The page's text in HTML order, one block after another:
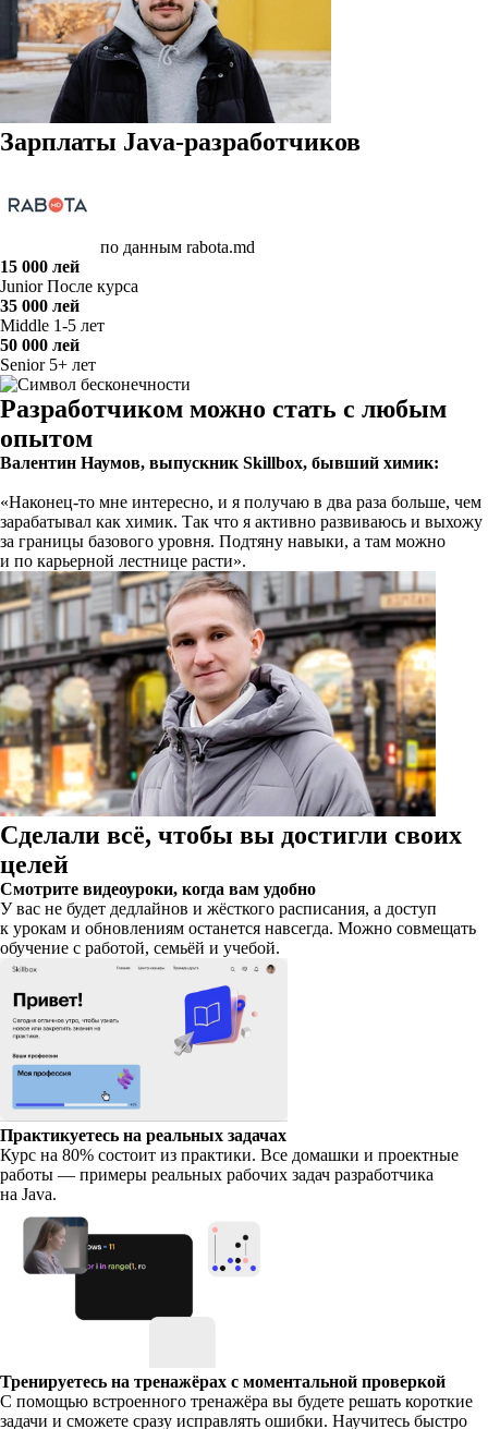
Зарплаты Java-разработчиков
по данным rabota.md
15 000 лей
JuniorПосле курса
35 000 лей
Middle 1-5 лет
50 000 лей
Senior 5+ лет
Разработчиком можно стать с любым
опытом
Валентин Наумов, выпускник Skillbox, бывший химик:
«Наконец-то мне интересно, и я получаю в два раза больше, чем
зарабатывал как химик. Так что я активно развиваюсь и выхожу
за границы базового уровня. Подтяну навыки, а там можно
и по карьерной лестнице расти».
Сделали всё, чтобы вы достигли своих
целей
Смотрите видеоуроки, когда вам удобно
У вас не будет дедлайнов и жёсткого расписания, а доступ
к урокам и обновлениям останется навсегда. Можно совмещать
обучение с работой, семьёй и учебой.
Практикуетесь на реальных задачах
Курс на 80% состоит из практики. Все домашки и проектные
работы — примеры реальных рабочих задач разработчика
на Java.
Тренируетесь на тренажёрах с моментальной проверкой
С помощью встроенного тренажёра вы будете решать короткие
задачи и сможете сразу исправлять ошибки. Научитесь быстро